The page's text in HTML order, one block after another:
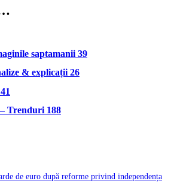
saptamanii 39
& explicații 26
41
Trenduri 188
de euro după reforme privind independența